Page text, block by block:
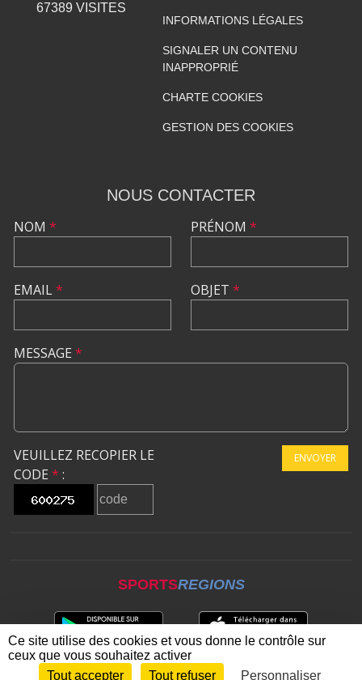
67389 VISITES
INFORMATIONS LÉGALES
SIGNALER UN CONTENU
INAPPROPRIÉ
CHARTE COOKIES
GESTION DES COOKIES
NOUS CONTACTER
NOM *
EMAIL*
PRÉNOM *
OBJET *
MESSAGE *
VEUILLEZ RECOPIER LE
CODE * :
ENVOYER
SPORTSREGIONS
Envie de participer ? CONNEXION
Ce site utilise des cookies et vous donne le contrôle sur
ceux que vous souhaitez activer
Tout accepter
Tout refuser Personnaliser